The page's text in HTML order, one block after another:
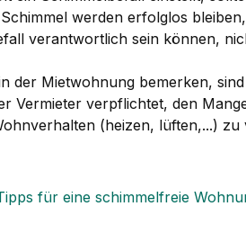
werden erfolglos
verantwortlich sein können,
der Mietwohnung bemerken,
Vermieter verpflichtet, den
(heizen, lüften,...) zu
für eine schimmelfreie